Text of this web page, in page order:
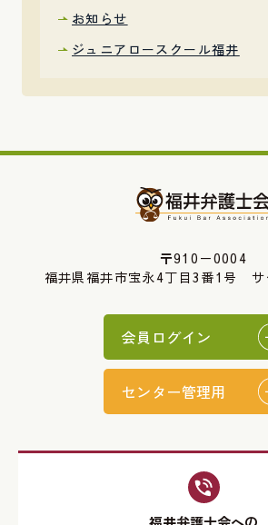
お知らせ
ジュニアロースクール福井
〒910－0004
福井県福井市宝永4丁目3番1号 サ
会員ログイン
センター管理用